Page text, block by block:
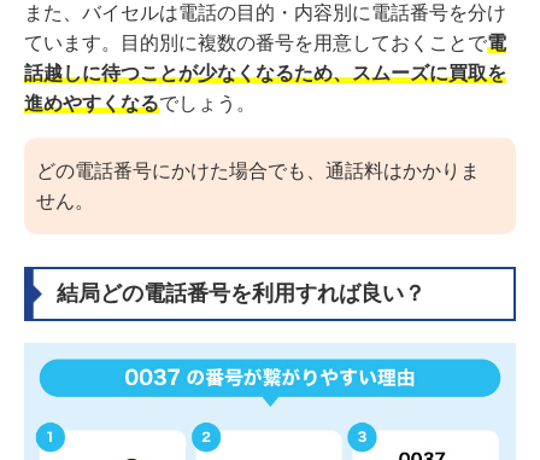
また、バイセルは電話の目的・内容別に電話番号を分け
ています。目的別に複数の番号を用意しておくことで電
話越しに待つことが少なくなるため、スムーズに買取を
進めやすくなるでしょう。
どの電話番号にかけた場合でも、通話料はかかりま
せん。
結局どの電話番号を利用すれば良い？